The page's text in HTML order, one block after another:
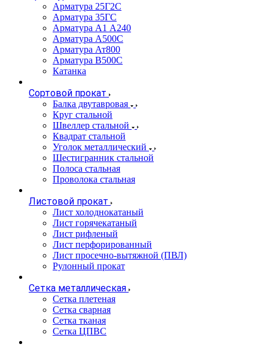
Арматура 25Г2С
Арматура 35ГС
Арматура А1 А240
Арматура А500С
Арматура Ат800
Арматура В500С
Катанка
Сортовой прокат
Балка двутавровая
Круг стальной
Швеллер стальной
Квадрат стальной
Уголок металлический
Шестигранник стальной
Полоса стальная
Проволока стальная
Листовой прокат
Лист холоднокатаный
Лист горячекатаный
Лист рифленый
Лист перфорированный
Лист просечно-вытяжной (ПВЛ)
Рулонный прокат
Сетка металлическая
Сетка плетеная
Сетка сварная
Сетка тканая
Сетка ЦПВС